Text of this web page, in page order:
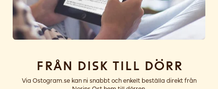
Från disk till dörr
Via Ostogram.se kan ni snabbt och enkelt beställa direkt från